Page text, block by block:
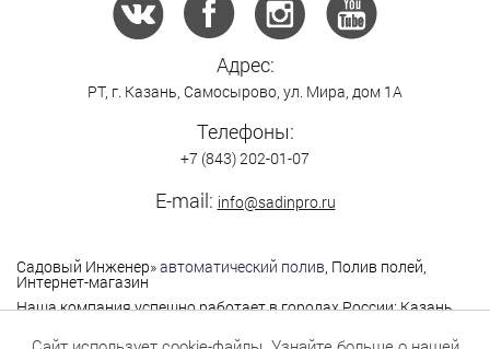
Адрес:
РТ, г. Казань, Самосырово, ул. Мира, дом 1А
Телефоны:
+7 (843) 202-01-07
E-mail: info@sadinpro.ru
Садовый Инженер»автоматический полив, Полив полей,
Интернет-магазин
Наша компания успешно работает в городах России: Казань,
Владимир,Ярославль, Самара, Саратов, Уфа, Чебоксары,